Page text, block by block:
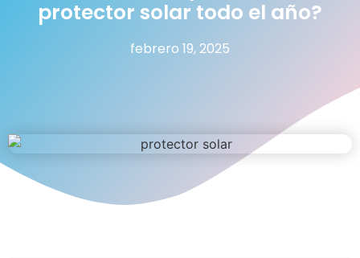
protector solar todo el año?
febrero 19, 2025